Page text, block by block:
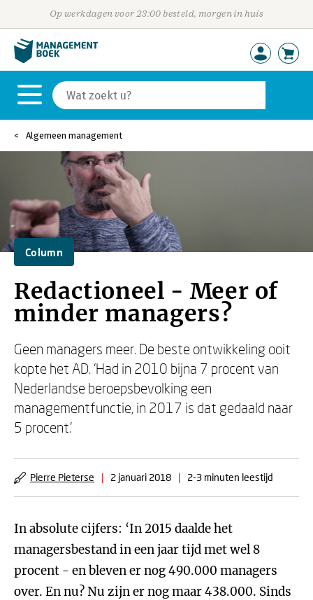
Op werkdagen voor 23:00 besteld, morgen in huis
Algemeen management
Column
Redactioneel - Meer of
minder managers?
Geen managers meer. De beste ontwikkeling ooit
kopte het AD. ‘Had in 2010 bijna 7 procent van
Nederlandse beroepsbevolking een
managementfunctie, in 2017 is dat gedaald naar
5 procent.’
Pierre Pieterse | 2 januari 2018 | 2-3 minuten leestijd
In absolute cijfers: ‘In 2015 daalde het
managersbestand in een jaar tijd met wel 8
procent ‒ en bleven er nog 490.000 managers
over. En nu? Nu zijn er nog maar 438.000. Sinds